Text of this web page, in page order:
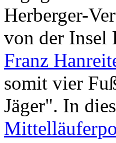
Herberger-
von der Insel
Franz
somit vier
Jäger". In